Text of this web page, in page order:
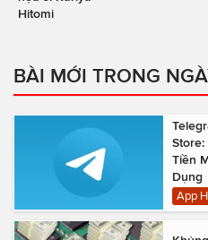
Hitomi
BÀI MỚI TRONG
Tiền
Dụng
App